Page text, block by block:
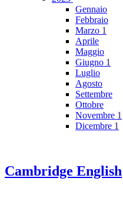
Gennaio
Febbraio
Marzo 1
Aprile
Maggio
Giugno 1
Luglio
Agosto
Settembre
Ottobre
Novembre 1
Dicembre 1
Cambridge English